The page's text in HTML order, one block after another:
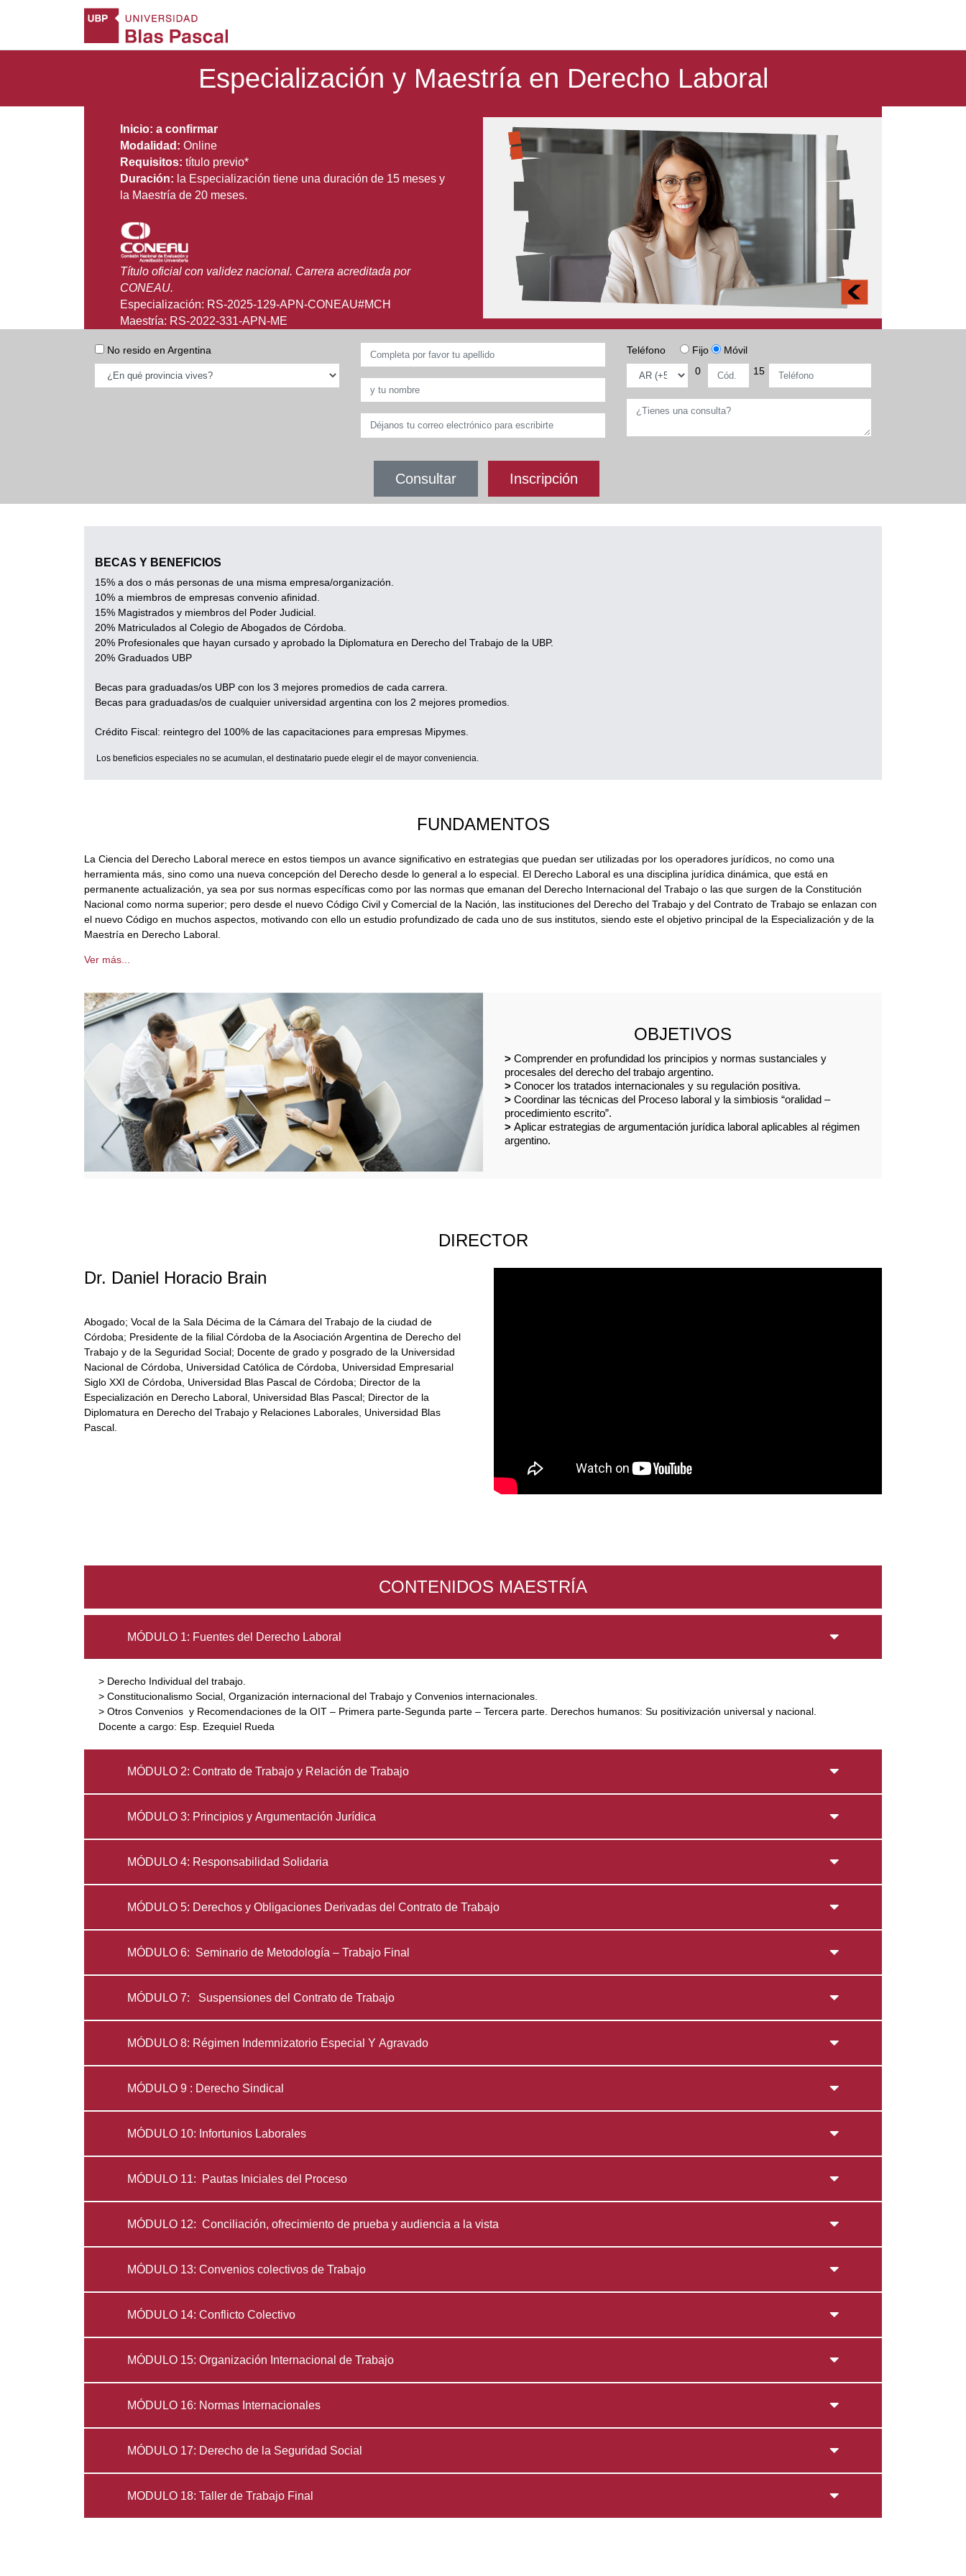
Especialización y Maestría en Derecho Laboral
Inicio: a confirmar
Modalidad: Online
Requisitos: título previo*
Duración: la Especialización tiene una duración de 15 meses y
la Maestría de 20 meses.
Título oficial con validez nacional. Carrera acreditada por
CONEAU.
Especialización: RS-2025-129-APN-CONEAU#MCH
Maestría: RS-2022-331-APN-ME
No resido en Argentina Teléfono Fijo
Móvil
0
15
Consultar Inscripción
BECAS Y BENEFICIOS
15% a dos o más personas de una misma empresa/organización.
10% a miembros de empresas convenio afinidad.
15% Magistrados y miembros del Poder Judicial.
20% Matriculados al Colegio de Abogados de Córdoba.
20% Profesionales que hayan cursado y aprobado la Diplomatura en Derecho del Trabajo de la UBP.
20% Graduados UBP
Becas para graduadas/os UBP con los 3 mejores promedios de cada carrera.
Becas para graduadas/os de cualquier universidad argentina con los 2 mejores promedios.
Crédito Fiscal: reintegro del 100% de las capacitaciones para empresas Mipymes.
Los beneficios especiales no se acumulan, el destinatario puede elegir el de mayor conveniencia.
FUNDAMENTOS
La Ciencia del Derecho Laboral merece en estos tiempos un avance significativo en estrategias que puedan ser utilizadas por los operadores jurídicos, no como una
herramienta más, sino como una nueva concepción del Derecho desde lo general a lo especial. El Derecho Laboral es una disciplina jurídica dinámica, que está en
permanente actualización, ya sea por sus normas específicas como por las normas que emanan del Derecho Internacional del Trabajo o las que surgen de la Constitución
Nacional como norma superior; pero desde el nuevo Código Civil y Comercial de la Nación, las instituciones del Derecho del Trabajo y del Contrato de Trabajo se enlazan con
el nuevo Código en muchos aspectos, motivando con ello un estudio profundizado de cada uno de sus institutos, siendo este el objetivo principal de la Especialización y de la
Maestría en Derecho Laboral.
Ver más...
OBJETIVOS
> Comprender en profundidad los principios y normas sustanciales y
procesales del derecho del trabajo argentino.
> Conocer los tratados internacionales y su regulación positiva.
> Coordinar las técnicas del Proceso laboral y la simbiosis “oralidad –
procedimiento escrito”.
> Aplicar estrategias de argumentación jurídica laboral aplicables al régimen
argentino.
DIRECTOR
Dr. Daniel Horacio Brain
Abogado; Vocal de la Sala Décima de la Cámara del Trabajo de la ciudad de
Córdoba; Presidente de la filial Córdoba de la Asociación Argentina de Derecho del
Trabajo y de la Seguridad Social; Docente de grado y posgrado de la Universidad
Nacional de Córdoba, Universidad Católica de Córdoba, Universidad Empresarial
Siglo XXI de Córdoba, Universidad Blas Pascal de Córdoba; Director de la
Especialización en Derecho Laboral, Universidad Blas Pascal; Director de la
Diplomatura en Derecho del Trabajo y Relaciones Laborales, Universidad Blas
Pascal.
CONTENIDOS MAESTRÍA
MÓDULO 1: Fuentes del Derecho Laboral
> Derecho Individual del trabajo.
> Constitucionalismo Social, Organización internacional del Trabajo y Convenios internacionales.
> Otros Convenios y Recomendaciones de la OIT – Primera parte-Segunda parte – Tercera parte. Derechos humanos: Su positivización universal y nacional.
Docente a cargo: Esp. Ezequiel Rueda
MÓDULO 2: Contrato de Trabajo y Relación de Trabajo
MÓDULO 3: Principios y Argumentación Jurídica
MÓDULO 4: Responsabilidad Solidaria
MÓDULO 5: Derechos y Obligaciones Derivadas del Contrato de Trabajo
MÓDULO 6: Seminario de Metodología – Trabajo Final
MÓDULO 7: Suspensiones del Contrato de Trabajo
MÓDULO 8: Régimen Indemnizatorio Especial Y Agravado
MÓDULO 9 : Derecho Sindical
MÓDULO 10: Infortunios Laborales
MÓDULO 11: Pautas Iniciales del Proceso
MÓDULO 12: Conciliación, ofrecimiento de prueba y audiencia a la vista
MÓDULO 13: Convenios colectivos de Trabajo
MÓDULO 14: Conflicto Colectivo
MÓDULO 15: Organización Internacional de Trabajo
MÓDULO 16: Normas Internacionales
MÓDULO 17: Derecho de la Seguridad Social
MODULO 18: Taller de Trabajo Final